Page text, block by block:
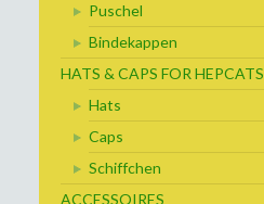
Puschel
Bindekappen
HATS & CAPS FOR HEPCATS
Hats
Caps
Schiffchen
ACCESSOIRES